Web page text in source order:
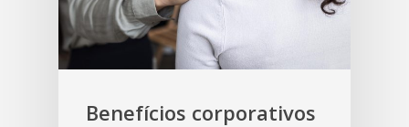
Benefícios corporativos